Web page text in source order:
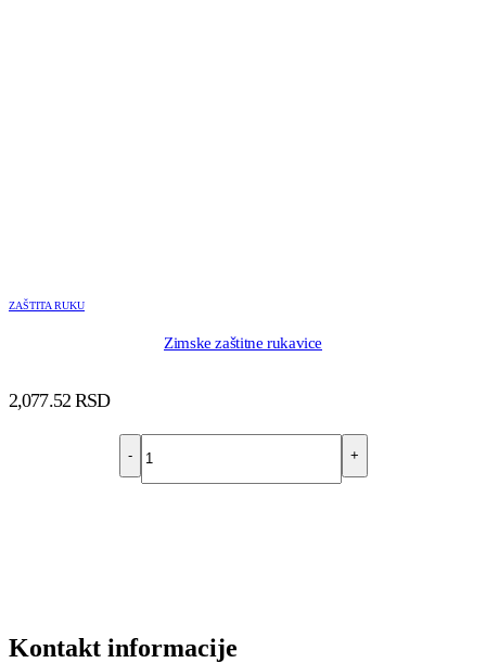
ZAŠTITA RUKU
Zimske zaštitne rukavice
2,077.52 RSD
- +
Kontakt informacije